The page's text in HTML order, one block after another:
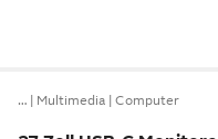
… Multimedia Computer